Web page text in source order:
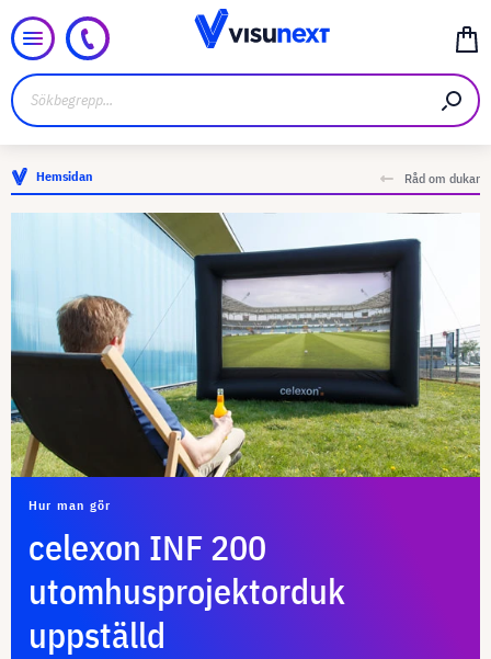
Hemsidan Råd om dukar
Hur man gör
celexon INF 200
utomhusprojektorduk
uppställd